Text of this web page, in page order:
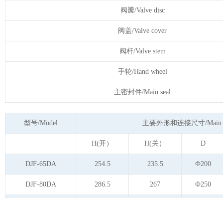
阀瓣/Valve disc
阀盖/Valve cover
阀杆/Valve stem
手轮/Hand wheel
主密封件/Main seal
型号/Model 主要外形和连接尺寸/Main
H(开） H(关） D
DJF-65DA 254.5 235.5 Ф200
DJF-80DA 286.5 267 Ф250